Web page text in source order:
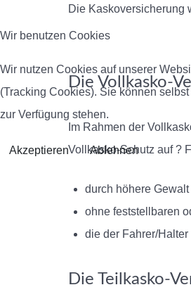
Die Kaskoversicherung
Die Vollkasko-
Im Rahmen der
Vollkasko-Schutz auf ?
durch höhere Gewalt
ohne feststellbaren
die der Fahrer/
Die Teilkasko-
Wir benutzen Cookies
Wir nutzen Cookies auf unserer
(Tracking Cookies). Sie können
zur Verfügung stehen.
Akzeptieren Ablehnen